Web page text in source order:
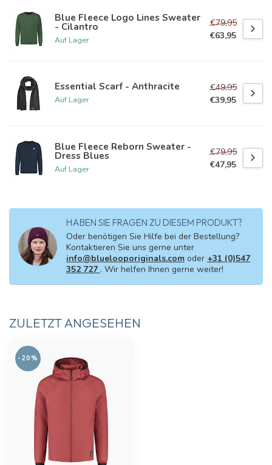
Blue Fleece Logo Lines Sweater
- Cilantro
Auf Lager
€79,95
€63,95
Essential Scarf - Anthracite
Auf Lager
€49,95
€39,95
Blue Fleece Reborn Sweater -
Dress Blues
Auf Lager
€79,95
€47,95
HABEN SIE FRAGEN ZU DIESEM PRODUKT?
Oder benötigen Sie Hilfe bei der Bestellung?
Kontaktieren Sie uns gerne unter
info@bluelooporiginals.com oder +31 (0)547
352 727 . Wir helfen Ihnen gerne weiter!
ZULETZT ANGESEHEN
-20%